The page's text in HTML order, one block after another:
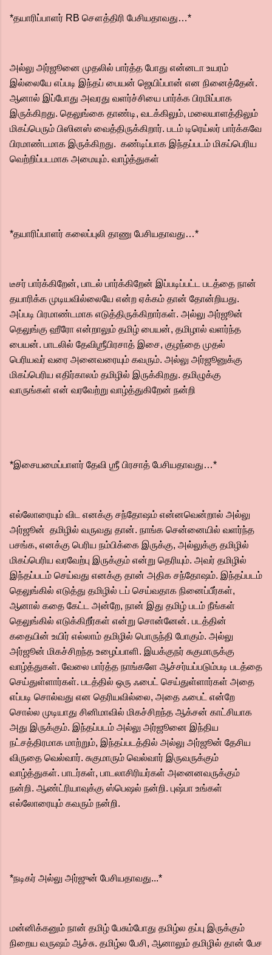
*தயாரிப்பாளர் RB சௌத்திரி பேசியதாவது…*
அல்லு அர்ஜூனை முதலில் பார்த்த போது என்னடா உயரம்
இல்லையே எப்படி இந்தப் பையன் ஜெயிப்பான் என நினைத்தேன்.
ஆனால் இப்போது அவரது வளர்ச்சியை பார்க்க பிரமிப்பாக
இருக்கிறது. தெலுங்கை தாண்டி, வடக்கிலும், மலையாளத்திலும்
மிகப்பெரும் பிஸினஸ் வைத்திருக்கிறார். படம் டிரெய்லர் பார்க்கவே
பிரமாண்டமாக இருக்கிறது. கண்டிப்பாக இந்தப்படம் மிகப்பெரிய
வெற்றிப்படமாக அமையும். வாழ்த்துகள்
*தயாரிப்பாளர் கலைப்புலி தாணு பேசியதாவது…*
டீசர் பார்க்கிறேன், பாடல் பார்க்கிறேன் இப்படிப்பட்ட படத்தை நான்
தயாரிக்க முடியவில்லையே என்ற ஏக்கம் தான் தோன்றியது.
அப்படி பிரமாண்டமாக எடுத்திருக்கிறார்கள். அல்லு அர்ஜூன்
தெலுங்கு ஹீரோ என்றாலும் தமிழ் பையன், தமிழால் வளர்ந்த
பையன். பாடலில் தேவிஶ்ரீபிரசாத் இசை, குழந்தை முதல்
பெரியவர் வரை அனைவரையும் கவரும். அல்லு அர்ஜூனுக்கு
மிகப்பெரிய எதிர்காலம் தமிழில் இருக்கிறது. தமிழுக்கு
வாருங்கள் என் வரவேற்று வாழ்த்துகிறேன் நன்றி
*இசையமைப்பாளர் தேவி ஶ்ரீ பிரசாத் பேசியதாவது…*
எல்லோரையும் விட எனக்கு சந்தோஷம் என்னவென்றால் அல்லு
அர்ஜூன் தமிழில் வருவது தான். நாங்க சென்னையில் வளர்ந்த
பசங்க, எனக்கு பெரிய நம்பிக்கை இருக்கு, அல்லுக்கு தமிழில்
மிகப்பெரிய வரவேற்பு இருக்கும் என்று தெரியும். அவர் தமிழில்
இந்தப்படம் செய்வது எனக்கு தான் அதிக சந்தோஷம். இந்தப்படம்
தெலுங்கில் எடுத்து தமிழில் டப் செய்வதாக நினைப்பீர்கள்,
ஆனால் கதை கேட்ட அன்றே, நான் இது தமிழ் படம் நீங்கள்
தெலுங்கில் எடுக்கிறீர்கள் என்று சொன்னேன். படத்தின்
கதையின் உயிர் எல்லாம் தமிழில் பொருந்தி போகும். அல்லு
அர்ஜூன் மிகச்சிறந்த உழைப்பாளி. இயக்குநர் சுகுமாருக்கு
வாழ்த்துகள். வேலை பார்த்த நாங்களே ஆச்சர்யப்படும்படி படத்தை
செய்துள்ளார்கள். படத்தில் ஒரு ஃபைட் செய்துள்ளார்கள் அதை
எப்படி சொல்வது என தெரியவில்லை, அதை ஃபைட் என்றே
சொல்ல முடியாது சினிமாவில் மிகச்சிறந்த ஆக்சன் காட்சியாக
அது இருக்கும். இந்தப்படம் அல்லு அர்ஜூனை இந்திய
நட்சத்திரமாக மாற்றும், இந்தப்படத்தில் அல்லு அர்ஜூன் தேசிய
விருதை வெல்வார். சுகுமாரும் வெல்வார் இருவருக்கும்
வாழ்த்துகள். பாடர்கள், பாடலாசிரியர்கள் அனைனவருக்கும்
நன்றி. ஆண்ட்ரியாவுக்கு ஸ்பெஷல் நன்றி. புஷ்பா உங்கள்
எல்லோரையும் கவரும் நன்றி.
*நடிகர் அல்லு அர்ஜுன் பேசியதாவது...*
மன்னிக்கனும் நான் தமிழ் பேசும்போது தமிழ்ல தப்பு இருக்கும்
நிறைய வருஷம் ஆச்சு. தமிழ்ல பேசி, ஆனாலும் தமிழில் தான் பேச